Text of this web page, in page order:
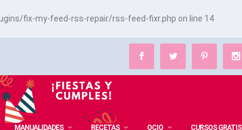
fix-my-feed-rss-repair/rss-feed-fixr.php on line 14
MANUALIDADES RECETAS OCIO CURSOS GRATIS